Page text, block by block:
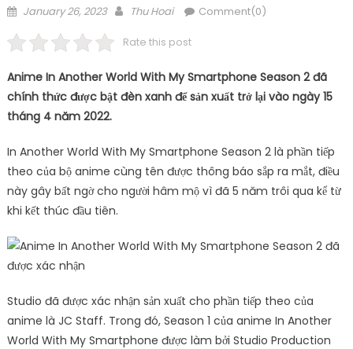
Posted
January 26, 2023 Author
Thu Hoai Comment(0)
Rate this post
Anime In Another World With My Smartphone Season 2 đã
chính thức được bật đèn xanh để sản xuất trở lại vào ngày 15
tháng 4 năm 2022.
In Another World With My Smartphone Season 2 là phần tiếp
theo của bộ anime cùng tên được thông báo sắp ra mắt, điều
này gây bất ngờ cho người hâm mộ vì đã 5 năm trôi qua kể từ
khi kết thúc đầu tiên.
Studio đã được xác nhận sản xuất cho phần tiếp theo của
anime là JC Staff. Trong đó, Season 1 của anime In Another
World With My Smartphone được làm bởi Studio Production